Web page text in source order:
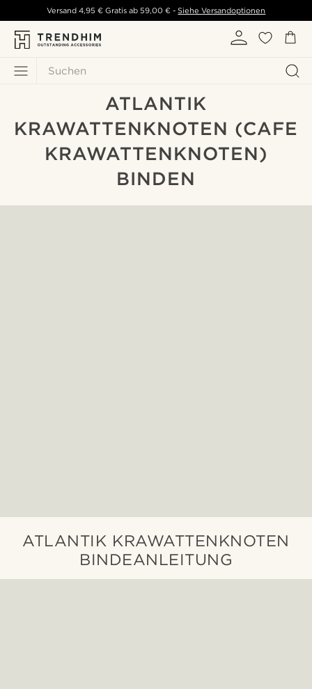
Suchen
Versand 4,95 € Gratis ab 59,00 € - Siehe Versandoptionen
ATLANTIK
KRAWATTENKNOTEN (CAFE
KRAWATTENKNOTEN)
BINDEN
ATLANTIK KRAWATTENKNOTEN
BINDEANLEITUNG